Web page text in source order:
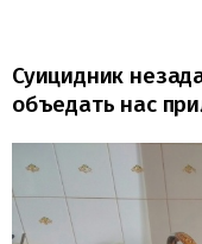
Суицидник
объедать нас